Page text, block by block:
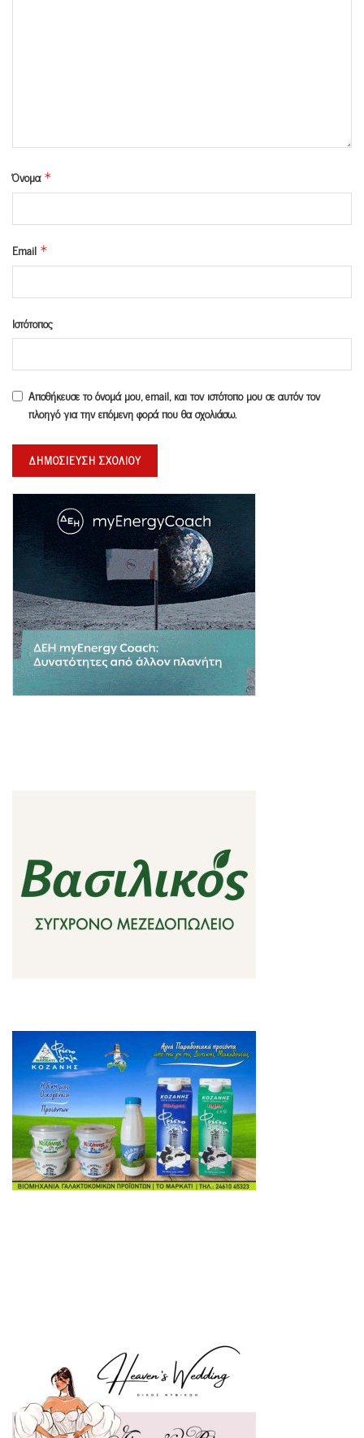
Όνομα *
Email *
Ιστότοπος
Αποθήκευσε το όνομά μου, email, και τον ιστότοπο μου σε αυτόν τον
πλοηγό για την επόμενη φορά που θα σχολιάσω.